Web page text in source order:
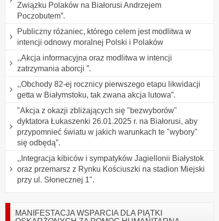
Związku Polaków na Białorusi Andrzejem
Poczobutem”.
Publiczny różaniec, którego celem jest modlitwa w
intencji odnowy moralnej Polski i Polaków
,,Akcja informacyjna oraz modlitwa w intencji
zatrzymania aborcji ”.
,,Obchody 82-ej rocznicy pierwszego etapu likwidacji
getta w Białymstoku, tak zwana akcja lutowa”.
"Akcja z okazji zbliżających się "bezwyborów"
dyktatora Łukaszenki 26.01.2025 r. na Białorusi, aby
przypomnieć światu w jakich warunkach te "wybory"
się odbędą”.
,,Integracja kibiców i sympatyków Jagiellonii Białystok
oraz przemarsz z Rynku Kościuszki na stadion Miejski
przy ul. Słonecznej 1".
MANIFESTACJA WSPARCIA DLA PIĄTKI